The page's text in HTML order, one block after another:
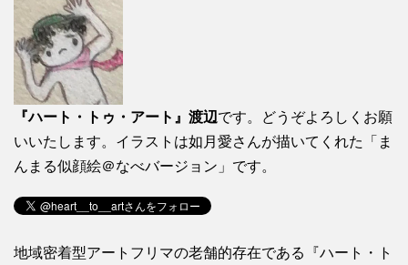
『ハート・トゥ・アート』渡辺です。どうぞよろしくお願
いいたします。イラストは如月愛さんが描いてくれた「ま
んまる似顔絵＠なべバージョン」です。
地域密着型アートフリマの老舗的存在である『ハート・ト